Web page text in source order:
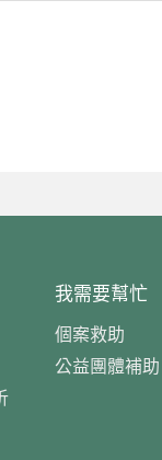
我需要幫忙
個案救助
公益團體補助